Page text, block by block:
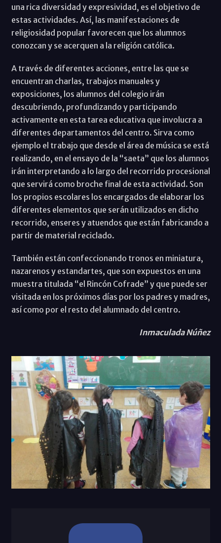
una rica diversidad y expresividad, es el objetivo de
estas actividades. Así, las manifestaciones de
religiosidad popular favorecen que los alumnos
conozcan y se acerquen a la religión católica.
A través de diferentes acciones, entre las que se
encuentran charlas, trabajos manuales y
exposiciones, los alumnos del colegio irán
descubriendo, profundizando y participando
activamente en esta tarea educativa que involucra a
diferentes departamentos del centro. Sirva como
ejemplo el trabajo que desde el área de música se está
realizando, en el ensayo de la “saeta” que los alumnos
irán interpretando a lo largo del recorrido procesional
que servirá como broche final de esta actividad. Son
los propios escolares los encargados de elaborar los
diferentes elementos que serán utilizados en dicho
recorrido, enseres y atuendos que están fabricando a
partir de material reciclado.
También están confeccionando tronos en miniatura,
nazarenos y estandartes, que son expuestos en una
muestra titulada “el Rincón Cofrade” y que puede ser
visitada en los próximos días por los padres y madres,
así como por el resto del alumnado del centro.
Inmaculada Núñez